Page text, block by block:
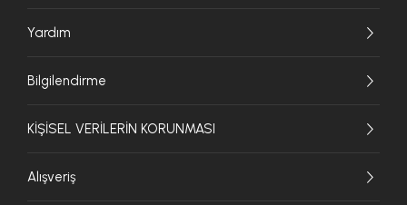
Yardım
Bilgilendirme
KİŞİSEL VERİLERİN KORUNMASI
Alışveriş